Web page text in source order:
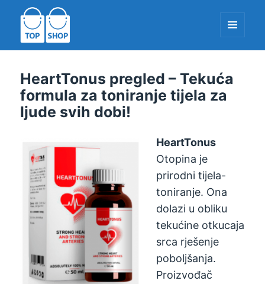
I
HeartTonus pregled – Tekuća
formula za toniranje tijela za
ljude svih dobi!
HeartTonus
Otopina je
prirodni tijela-
toniranje. Ona
dolazi u obliku
tekućine otkucaja
srca rješenje
poboljšanja.
Proizvođač